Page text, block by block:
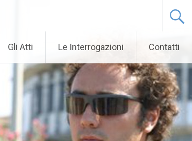
Gli Atti Le Interrogazioni Contatti